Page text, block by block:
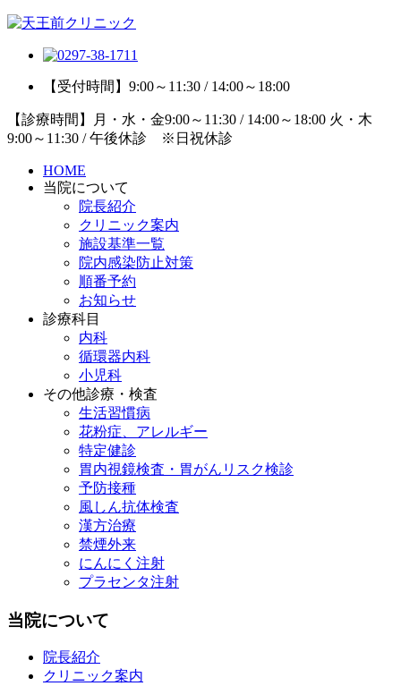
【受付時間】9:00～11:30 / 14:00～18:00
【診療時間】月・水・金9:00～11:30 / 14:00～18:00 火・木
9:00～11:30 / 午後休診 ※日祝休診
HOME
当院について
院長紹介
クリニック案内
施設基準一覧
院内感染防止対策
順番予約
お知らせ
診療科目
内科
循環器内科
小児科
その他診療・検査
生活習慣病
花粉症、アレルギー
特定健診
胃内視鏡検査・胃がんリスク検診
予防接種
風しん抗体検査
漢方治療
禁煙外来
にんにく注射
プラセンタ注射
当院について
院長紹介
クリニック案内